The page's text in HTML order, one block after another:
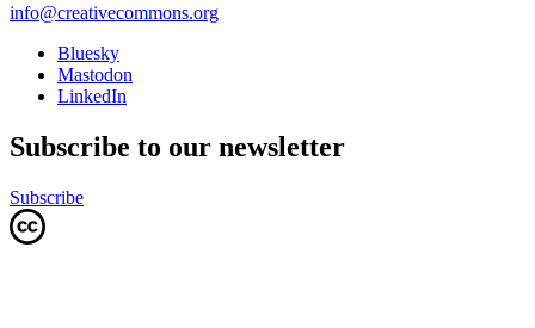
info@creativecommons.org
Bluesky
Mastodon
LinkedIn
Subscribe to our newsletter
Subscribe